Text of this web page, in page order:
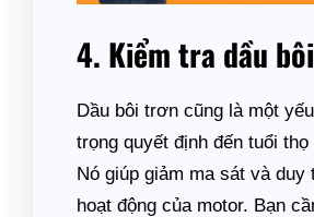
4. Kiểm tra dầu
Dầu bôi trơn cũng là một
trọng quyết định đến tuổi thọ
Nó giúp giảm ma sát và duy
hoạt động của motor. Bạn